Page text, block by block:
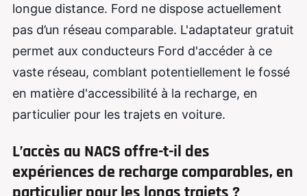
longue distance. Ford ne dispose actuellement
pas d’un réseau comparable. L'adaptateur gratuit
permet aux conducteurs Ford d'accéder à ce
vaste réseau, comblant potentiellement le fossé
en matière d'accessibilité à la recharge, en
particulier pour les trajets en voiture.
L’accès au NACS offre-t-il des
expériences de recharge comparables, en